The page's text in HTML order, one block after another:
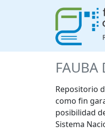
FAUBA
Repositorio
como fin
posibilidad
Sistema